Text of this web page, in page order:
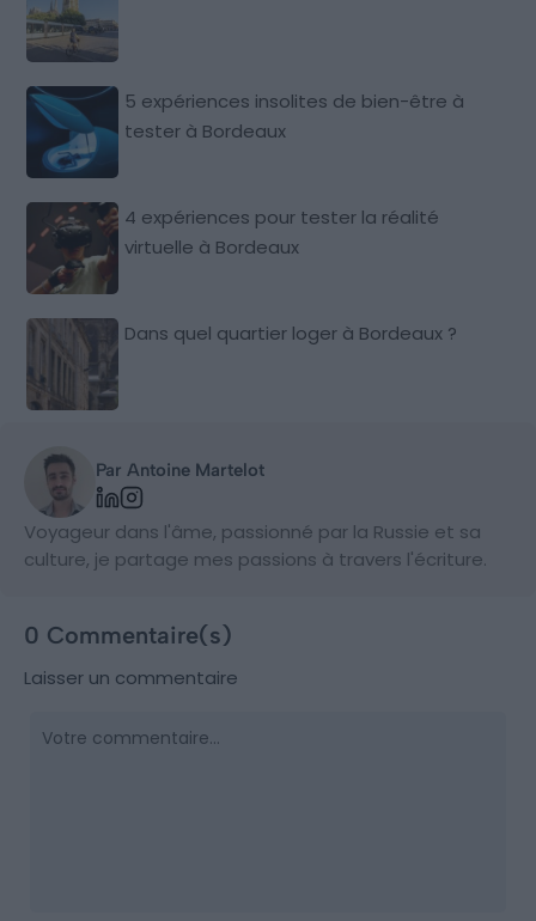
5 expériences insolites de bien-être à
tester à Bordeaux
4 expériences pour tester la réalité
virtuelle à Bordeaux
Dans quel quartier loger à Bordeaux ?
Par Antoine Martelot
Voyageur dans l'âme, passionné par la Russie et sa
culture, je partage mes passions à travers l'écriture.
0 Commentaire(s)
Laisser un commentaire